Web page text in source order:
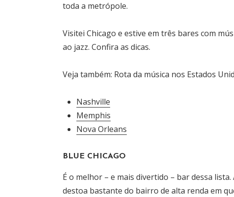
toda a metrópole.
Visitei Chicago e estive em três bares com
ao jazz. Confira as dicas.
Veja também: Rota da música nos Estados
Nashville
Memphis
Nova Orleans
BLUE CHICAGO
É o melhor – e mais divertido – bar dessa
destoa bastante do bairro de alta renda em